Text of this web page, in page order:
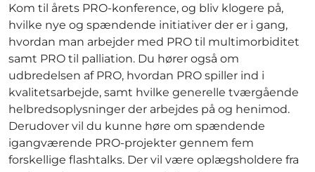
Kom til årets PRO-konference, og bliv klogere på,
hvilke nye og spændende initiativer der er i gang,
hvordan man arbejder med PRO til multimorbiditet
samt PRO til palliation. Du hører også om
udbredelsen af PRO, hvordan PRO spiller ind i
kvalitetsarbejde, samt hvilke generelle tværgående
helbredsoplysninger der arbejdes på og henimod.
Derudover vil du kunne høre om spændende
igangværende PRO-projekter gennem fem
forskellige flashtalks. Der vil være oplægsholdere fra